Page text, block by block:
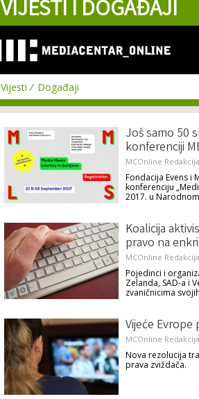
VIJESTI I DOGAĐAJI
Vijesti Događaji
Još samo 50
konferenciji
MCOnline Redakcija
Fondacija Evens i
konferenciju
2017. u
Koalicija
pravo na
MCOnline Redakcija
Pojedinci i
Zelanda, SAD-a i
zvaničnicima
Vijeće Evrope
MCOnline Redakcija
Nova rezolucija
prava zviždača.